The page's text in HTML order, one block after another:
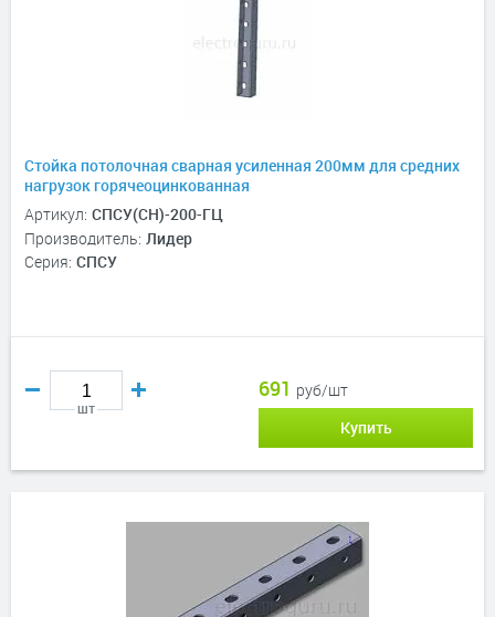
Стойка потолочная сварная усиленная 200мм для средних
нагрузок горячеоцинкованная
Артикул: СПСУ(СН)-200-ГЦ
Производитель: Лидер
Серия: СПСУ
шт
691 руб/шт
Купить